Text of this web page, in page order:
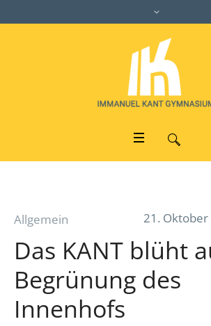
21. Oktober
Allgemein
Das KANT blüht
Begrünung des
Innenhofs